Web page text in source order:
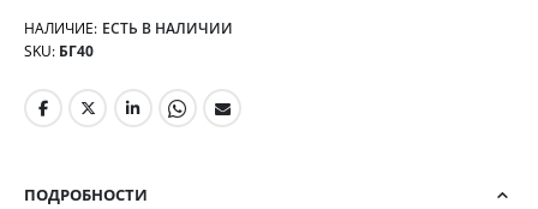
НАЛИЧИЕ: ЕСТЬ В НАЛИЧИИ
SKU БГ40
ПОДРОБНОСТИ